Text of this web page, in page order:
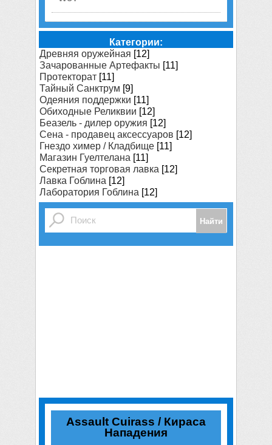
Категории:
Древняя оружейная [12]
Зачарованные Артефакты [11]
Протекторат [11]
Тайный Санктрум [9]
Одеяния поддержки [11]
Обиходные Реликвии [12]
Беазель - дилер оружия [12]
Сена - продавец аксессуаров [12]
Гнездо химер / Кладбище [11]
Магазин Гуелтелана [11]
Секретная торговая лавка [12]
Лавка Гоблина [12]
Лаборатория Гоблина [12]
Assault Cuirass / Кираса
Нападения